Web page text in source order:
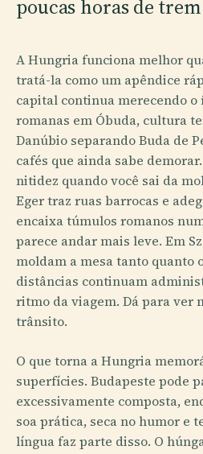
poucas horas de
A Hungria funciona melhor
tratá-la como um apêndice
capital continua merecendo o
romanas em Óbuda, cultura
Danúbio separando Buda de
cafés que ainda sabe
nitidez quando você sai da
Eger traz ruas barrocas e
encaixa túmulos romanos
parece andar mais leve. Em
moldam a mesa tanto quanto
distâncias continuam
ritmo da viagem. Dá para ver
trânsito.
O que torna a Hungria
superfícies. Budapeste pode
excessivamente composta,
soa prática, seca no humor e
língua faz parte disso. O